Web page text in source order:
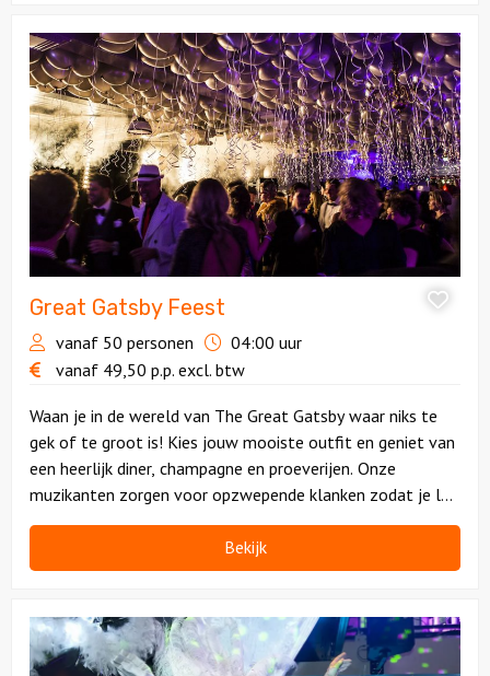
Bekijk
Great
Gatsby
Feest
Great Gatsby Feest
vanaf 50 personen
04:00 uur
vanaf 49,50 p.p. excl. btw
Waan je in de wereld van The Great Gatsby waar niks te
gek of te groot is! Kies jouw mooiste outfit en geniet van
een heerlijk diner, champagne en proeverijen. Onze
muzikanten zorgen voor opzwepende klanken zodat je los
kunt op de dansvloer. Gatsby style!
Bekijk
Winter
Wonderland